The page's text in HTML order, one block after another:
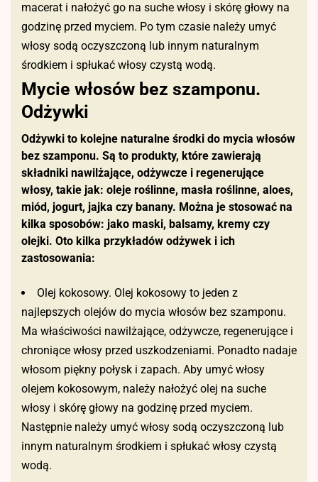
macerat i nałożyć go na suche włosy i skórę głowy na
godzinę przed myciem. Po tym czasie należy umyć
włosy sodą oczyszczoną lub innym naturalnym
środkiem i spłukać włosy czystą wodą.
Mycie włosów bez szamponu.
Odżywki
Odżywki to kolejne naturalne środki do mycia włosów
bez szamponu. Są to produkty, które zawierają
składniki nawilżające, odżywcze i regenerujące
włosy, takie jak: oleje roślinne, masła roślinne, aloes,
miód, jogurt, jajka czy banany. Można je stosować na
kilka sposobów: jako maski, balsamy, kremy czy
olejki. Oto kilka przykładów odżywek i ich
zastosowania:
Olej kokosowy. Olej kokosowy to jeden z
najlepszych olejów do mycia włosów bez szamponu.
Ma właściwości nawilżające, odżywcze, regenerujące i
chroniące włosy przed uszkodzeniami. Ponadto nadaje
włosom piękny połysk i zapach. Aby umyć włosy
olejem kokosowym, należy nałożyć olej na suche
włosy i skórę głowy na godzinę przed myciem.
Następnie należy umyć włosy sodą oczyszczoną lub
innym naturalnym środkiem i spłukać włosy czystą
wodą.